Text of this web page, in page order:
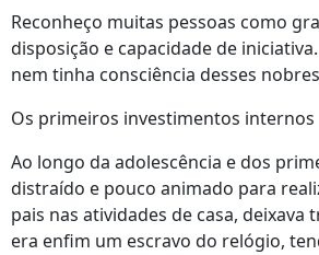
Reconheço muitas pessoas como
disposição e capacidade de
nem tinha consciência desses
Os primeiros investimentos internos
Ao longo da adolescência e dos
distraído e pouco animado para
pais nas atividades de casa,
era enfim um escravo do relógio,